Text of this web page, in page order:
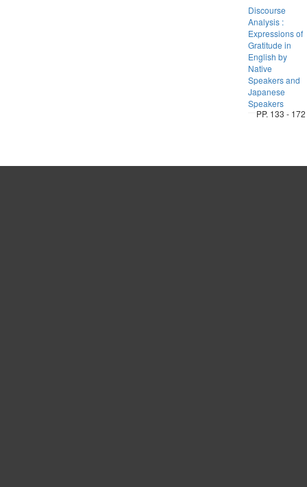
Discourse
Analysis :
Expressions of
Gratitude in
English by
Native
Speakers and
Japanese
Speakers
PP. 133 - 172